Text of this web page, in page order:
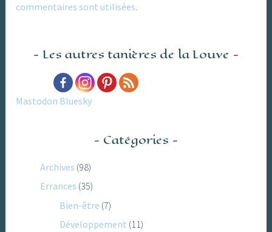
commentaires sont utilisées.
Les autres tanières de la Louve
Mastodon Bluesky
Catégories
Archives (98)
Errances (35)
Bien-être (7)
Développement (11)